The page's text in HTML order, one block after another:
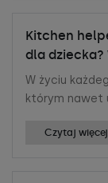
Kitchen
dla dziecka?
W życiu
którym nawet
Czytaj więcej